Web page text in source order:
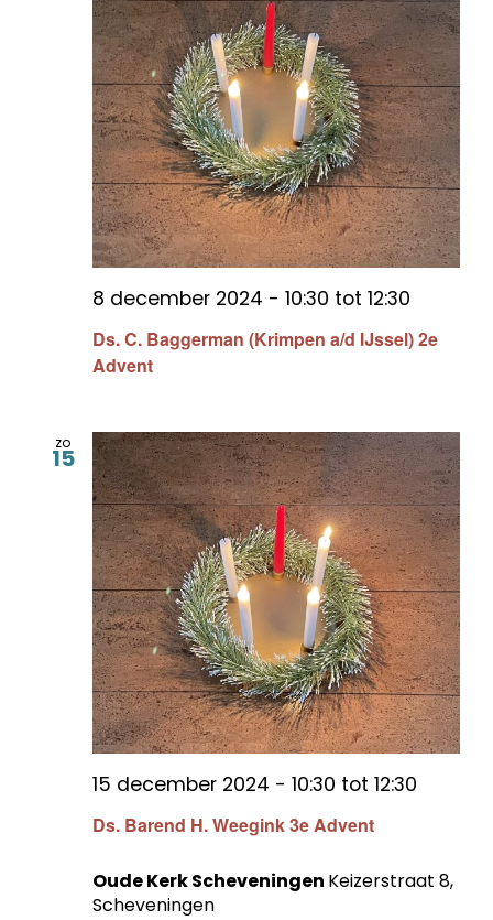
Ds. C. Baggerman (Krimpen a/d IJssel) 2e
Advent
8 december 2024 - 10:30 tot 12:30
zo
15
Ds. Barend H. Weegink 3e Advent
15 december 2024 - 10:30 tot 12:30
Oude Kerk Scheveningen Keizerstraat 8,
Scheveningen